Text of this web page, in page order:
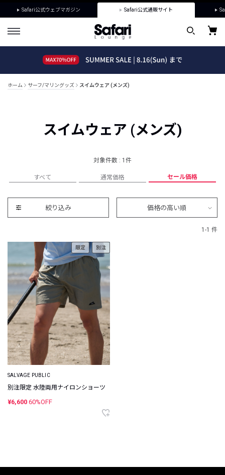
Safari公式ウェブマガジン Safari公式通販サイト
ホーム サーフ/マリングッズ スイムウェア (メンズ)
スイムウェア (メンズ)
対象件数 : 1件
すべて 通常価格 セール価格
絞り込み 価格の高い順
1-1 件
限定 別注
SALVAGE PUBLIC
別注限定 水陸両用ナイロンショーツ
¥6,600 60%OFF